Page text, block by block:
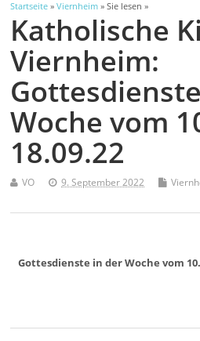
Startseite »Viernheim » Sie lesen »
Katholische
Viernheim:
Woche vom
18.09.22
VO 9. September 2022
Gottesdienste in der Woche vom